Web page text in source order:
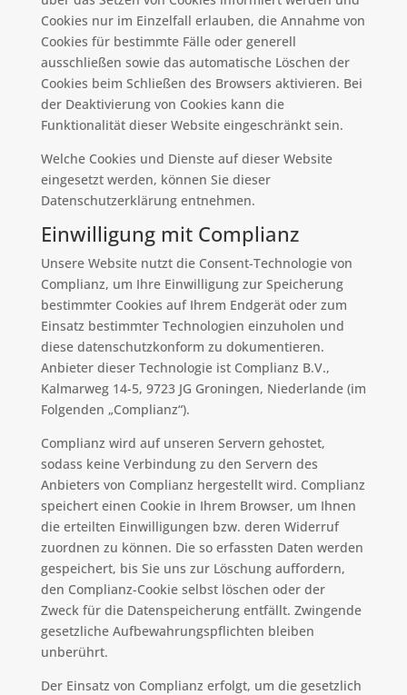
Cookies nur im Einzelfall erlauben, die Annahme von
Cookies für bestimmte Fälle oder generell
ausschließen sowie das automatische Löschen der
Cookies beim Schließen des Browsers aktivieren. Bei
der Deaktivierung von Cookies kann die
Funktionalität dieser Website eingeschränkt sein.
Welche Cookies und Dienste auf dieser Website
eingesetzt werden, können Sie dieser
Datenschutzerklärung entnehmen.
Einwilligung mit Complianz
Unsere Website nutzt die Consent-Technologie von
Complianz, um Ihre Einwilligung zur Speicherung
bestimmter Cookies auf Ihrem Endgerät oder zum
Einsatz bestimmter Technologien einzuholen und
diese datenschutzkonform zu dokumentieren.
Anbieter dieser Technologie ist Complianz B.V.,
Kalmarweg 14-5, 9723 JG Groningen, Niederlande (im
Folgenden „Complianz“).
Complianz wird auf unseren Servern gehostet,
sodass keine Verbindung zu den Servern des
Anbieters von Complianz hergestellt wird. Complianz
speichert einen Cookie in Ihrem Browser, um Ihnen
die erteilten Einwilligungen bzw. deren Widerruf
zuordnen zu können. Die so erfassten Daten werden
gespeichert, bis Sie uns zur Löschung auffordern,
den Complianz-Cookie selbst löschen oder der
Zweck für die Datenspeicherung entfällt. Zwingende
gesetzliche Aufbewahrungspflichten bleiben
unberührt.
Der Einsatz von Complianz erfolgt, um die gesetzlich